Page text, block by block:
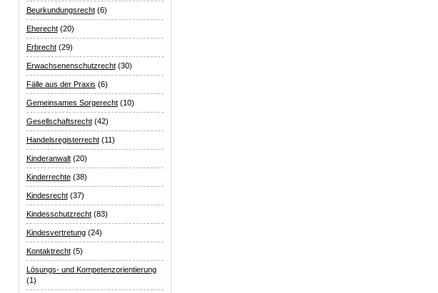
Beurkundungsrecht(6)
Eherecht(20)
Erbrecht(29)
Erwachsenenschutzrecht(30)
Fälle aus der Praxis (6)
Gemeinsames Sorgerecht(10)
Gesellschaftsrecht(42)
Handelsregisterrecht(11)
Kinderanwalt(20)
Kinderrechte(38)
Kindesrecht(37)
Kindesschutzrecht(83)
Kindesvertretung(24)
Kontaktrecht(5)
Lösungs- und Kompetenzorientierung
(1)